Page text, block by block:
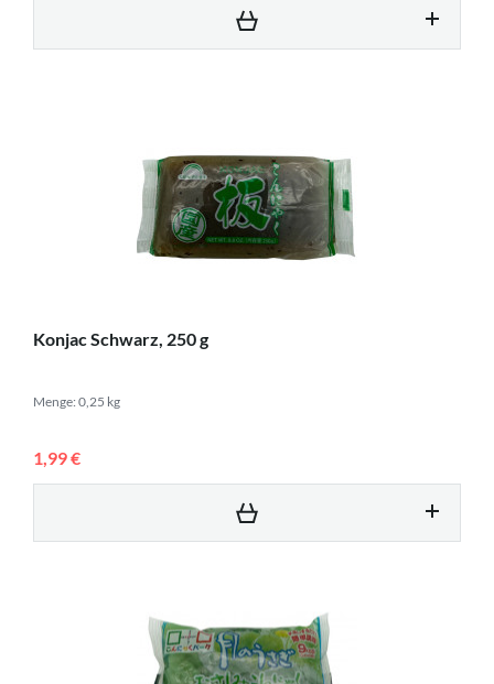
Konjac Schwarz, 250 g
Menge: 0,25 kg
1,99 €